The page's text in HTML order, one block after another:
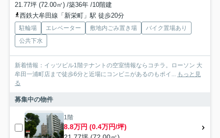
21.77坪 (72.00㎡) /築36年 /10階建
西鉄大牟田線「新栄町」駅 徒歩20分
駐輪場 エレベーター 敷地内ごみ置き場
バイク置場あり
公共下水
新着情報：イッツビル1階テナントの空室情報ならコチラ。ローソン 大
牟田一浦町店まで徒歩6分と近場にコンビニがあるのもポイ... もっと見
る
募集中の物件
1階
8.8万円 (0.4万円/坪)